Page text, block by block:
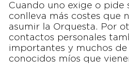
Cuando uno exige o pide
conlleva más costes que
asumir la Orquesta. Por
contactos personales
importantes y muchos de
conocidos míos que